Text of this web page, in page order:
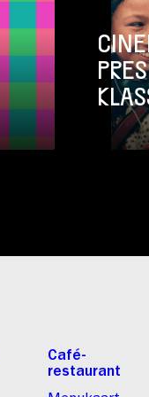
Café-
restaurant